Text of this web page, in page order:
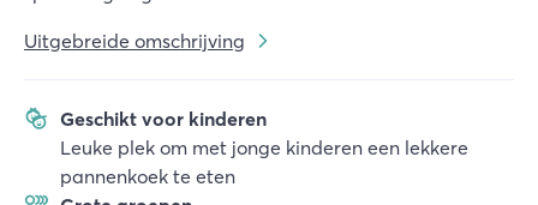
Uitgebreide omschrijving
Geschikt voor kinderen
Leuke plek om met jonge kinderen een lekkere
pannenkoek te eten